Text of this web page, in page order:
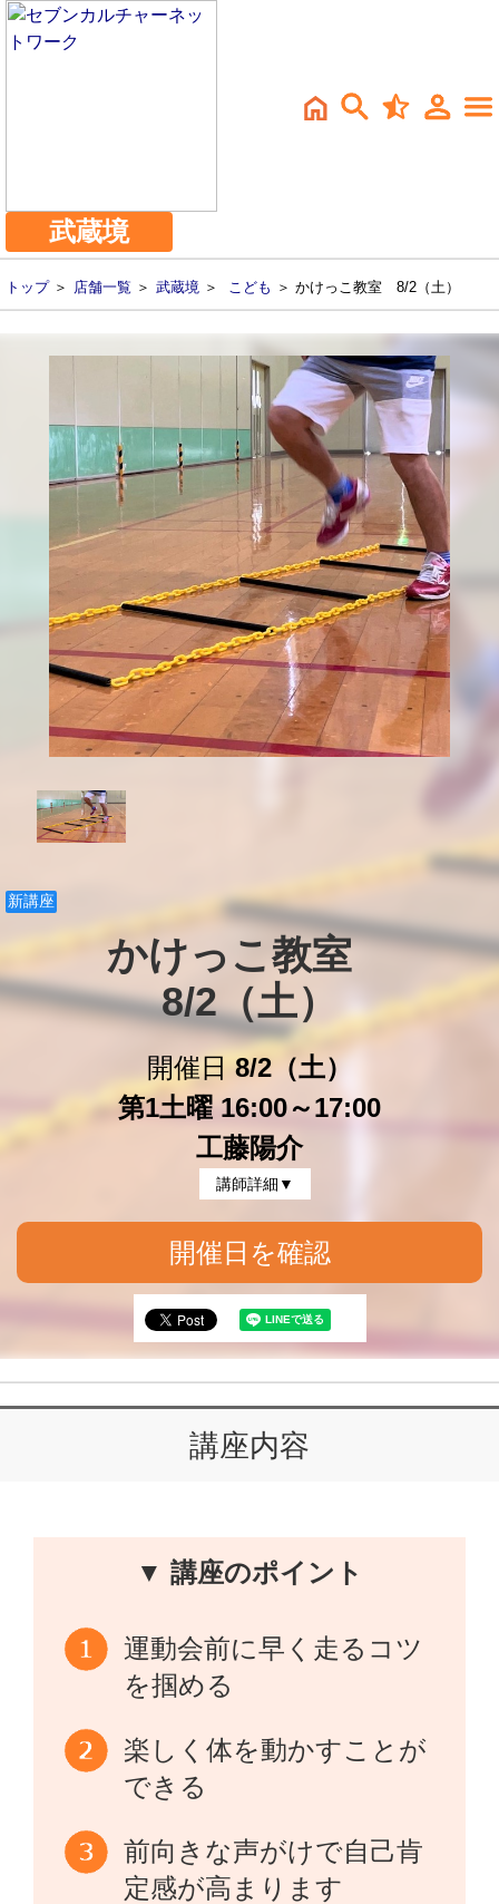
武蔵境
トップ＞ 店舗一覧 ＞ 武蔵境 ＞ こども ＞ かけっこ教室 8/2（土）
新講座
かけっこ教室
8/2（土）
開催日 8/2（土）
第1土曜 16:00～17:00
工藤陽介
講師詳細▼
開催日を確認
講座内容
▼ 講座のポイント
運動会前に早く走るコツ
を掴める
楽しく体を動かすことが
できる
前向きな声がけで自己肯
定感が高まります